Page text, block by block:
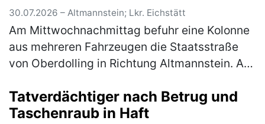
30.07.2026 – Altmannstein; Lkr. Eichstätt
Am Mittwochnachmittag befuhr eine Kolonne
aus mehreren Fahrzeugen die Staatsstraße
von Oberdolling in Richtung Altmannstein. Aus
Richtung Mendorf ab, die nachfolg…(mehr)
Tatverdächtiger nach Betrug und
Taschenraub in Haft